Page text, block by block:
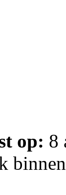
op: 8